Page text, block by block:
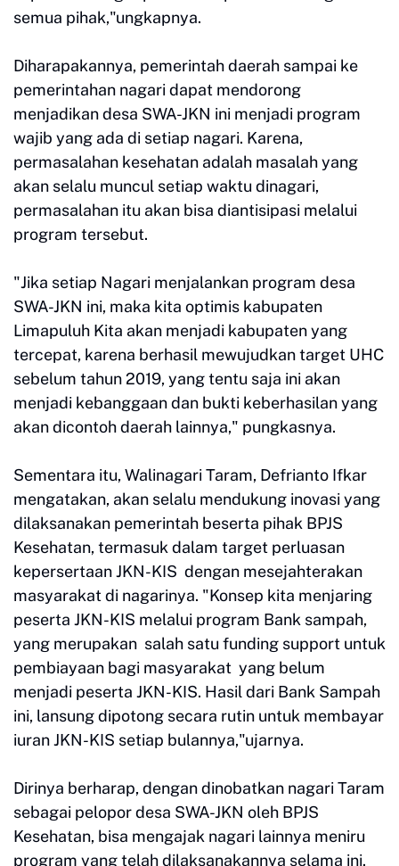
semua pihak,"ungkapnya.
Diharapakannya, pemerintah daerah sampai ke
pemerintahan nagari dapat mendorong
menjadikan desa SWA-JKN ini menjadi program
wajib yang ada di setiap nagari. Karena,
permasalahan kesehatan adalah masalah yang
akan selalu muncul setiap waktu dinagari,
permasalahan itu akan bisa diantisipasi melalui
program tersebut.
"Jika setiap Nagari menjalankan program desa
SWA-JKN ini, maka kita optimis kabupaten
Limapuluh Kita akan menjadi kabupaten yang
tercepat, karena berhasil mewujudkan target UHC
sebelum tahun 2019, yang tentu saja ini akan
menjadi kebanggaan dan bukti keberhasilan yang
akan dicontoh daerah lainnya," pungkasnya.
Sementara itu, Walinagari Taram, Defrianto Ifkar
mengatakan, akan selalu mendukung inovasi yang
dilaksanakan pemerintah beserta pihak BPJS
Kesehatan, termasuk dalam target perluasan
kepersertaan JKN-KIS dengan mesejahterakan
masyarakat di nagarinya. "Konsep kita menjaring
peserta JKN-KIS melalui program Bank sampah,
yang merupakan salah satu funding support untuk
pembiayaan bagi masyarakat yang belum
menjadi peserta JKN-KIS. Hasil dari Bank Sampah
ini, lansung dipotong secara rutin untuk membayar
iuran JKN-KIS setiap bulannya,"ujarnya.
Dirinya berharap, dengan dinobatkan nagari Taram
sebagai pelopor desa SWA-JKN oleh BPJS
Kesehatan, bisa mengajak nagari lainnya meniru
program yang telah dilaksanakannya selama ini.